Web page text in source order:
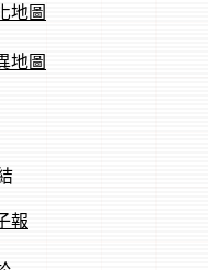
地圖
地圖
報